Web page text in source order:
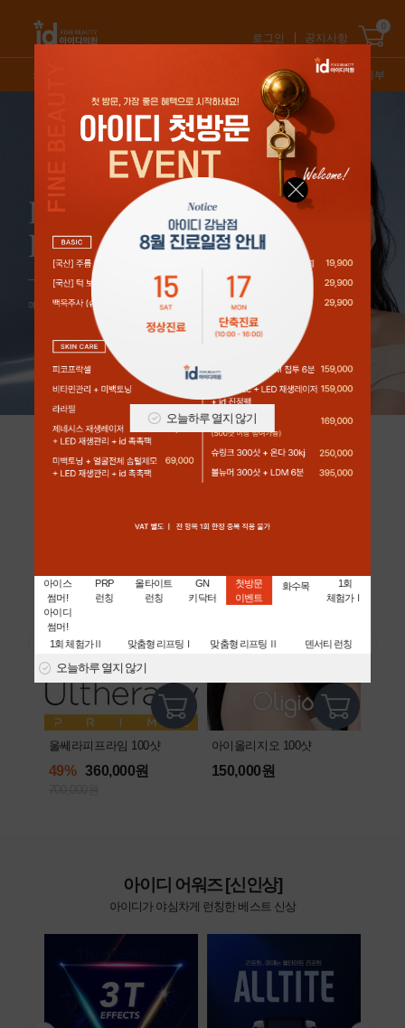
로그인 공지사항
카테고리 특가/혜택 오늘의피부
0
1/5
아이디 어워즈 [대상]
전국민 1시술 시급! 스테디셀러
울쎄라피프라임 100샷
49% 360,000원
아이올리지오 100샷
150,000원
아이디 어워즈 [신인상]
아이디가 야심차게 런칭한 베스트 신상
아이스
썸머!
아이디
썸머!
PRP
런칭
올타이트
런칭
GN
키닥터
첫방문
이벤트
화수목
1회
체험가Ⅰ
1회 체험가Ⅱ 맞춤형 리프팅Ⅰ 맞춤형 리프팅 Ⅱ 덴서티 런칭
오늘하루 열지 않기
오늘하루 열지 않기